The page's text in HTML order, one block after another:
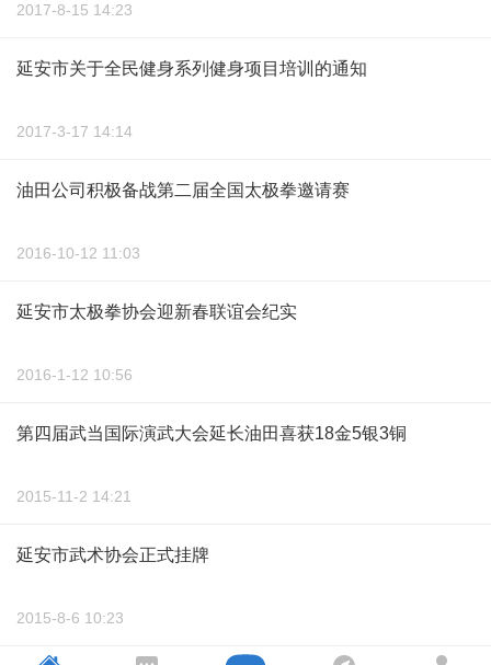
2017-8-15 14:23
延安市关于全民健身系列健身项目培训的通知
2017-3-17 14:14
油田公司积极备战第二届全国太极拳邀请赛
2016-10-12 11:03
延安市太极拳协会迎新春联谊会纪实
2016-1-12 10:56
第四届武当国际演武大会延长油田喜获18金5银3铜
2015-11-2 14:21
延安市武术协会正式挂牌
2015-8-6 10:23